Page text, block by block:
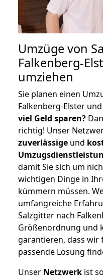
Umzüge von
Falkenberg-
umziehen
Sie planen einen
Falkenberg-Elster
viel Geld sparen?
richtig! Unser
zuverlässige und
damit Sie sich um
wichtigen Dinge in
kümmern müssen.
umfangreiche
Salzgitter nach
Größenordnung und
garantieren, dass wir
passende Lösung
Unser Netzwerk ist